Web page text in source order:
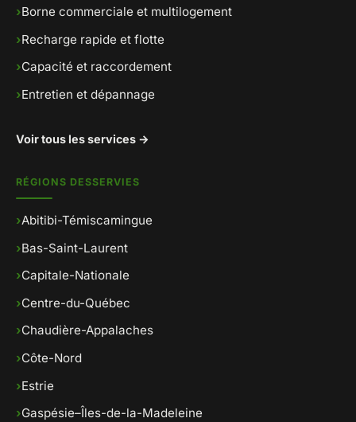
›Borne commerciale et multilogement
›Recharge rapide et flotte
›Capacité et raccordement
›Entretien et dépannage
Voir tous les services →
RÉGIONS DESSERVIES
›Abitibi-Témiscamingue
›Bas-Saint-Laurent
›Capitale-Nationale
›Centre-du-Québec
›Chaudière-Appalaches
›Côte-Nord
›Estrie
›Gaspésie–Îles-de-la-Madeleine